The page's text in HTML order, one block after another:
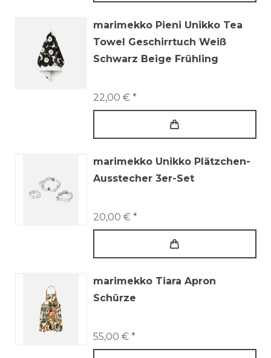
marimekko Pieni Unikko Tea
Towel Geschirrtuch Weiß
Schwarz Beige Frühling
22,00 € *
marimekko Unikko Plätzchen-
Ausstecher 3er-Set
20,00 € *
marimekko Tiara Apron
Schürze
55,00 € *